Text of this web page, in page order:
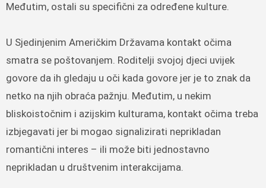
Međutim, ostali su specifični za određene kulture.
U Sjedinjenim Američkim Državama kontakt očima
smatra se poštovanjem. Roditelji svojoj djeci uvijek
govore da ih gledaju u oči kada govore jer je to znak da
netko na njih obraća pažnju. Međutim, u nekim
bliskoistočnim i azijskim kulturama, kontakt očima treba
izbjegavati jer bi mogao signalizirati neprikladan
romantični interes – ili može biti jednostavno
neprikladan u društvenim interakcijama.